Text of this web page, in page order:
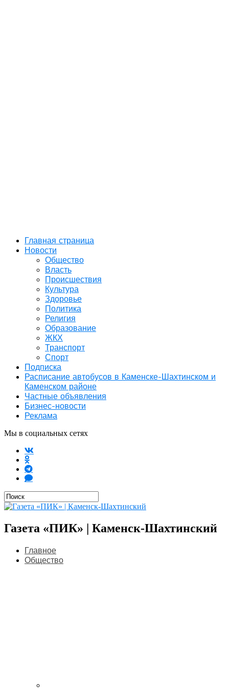
Главная страница
Новости
Общество
Власть
Происшествия
Культура
Здоровье
Политика
Религия
Образование
ЖКХ
Транспорт
Спорт
Подписка
Расписание автобусов в Каменске-Шахтинском и
Каменском районе
Частные объявления
Бизнес-новости
Реклама
Мы в социальных сетях
Газета «ПИК» | Каменск-Шахтинский
Главное
Общество